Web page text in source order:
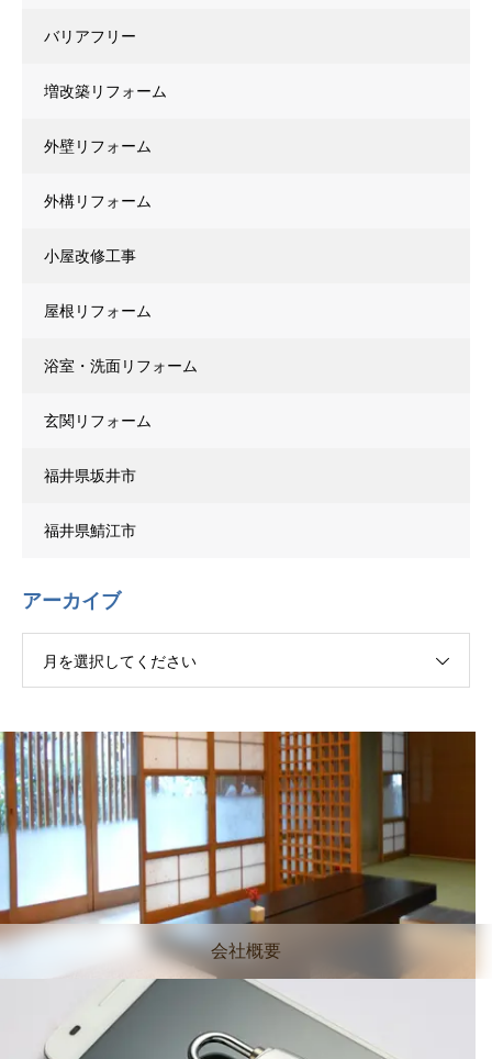
バリアフリー
増改築リフォーム
外壁リフォーム
外構リフォーム
小屋改修工事
屋根リフォーム
浴室・洗面リフォーム
玄関リフォーム
福井県坂井市
福井県鯖江市
アーカイブ
月を選択してください
会社概要